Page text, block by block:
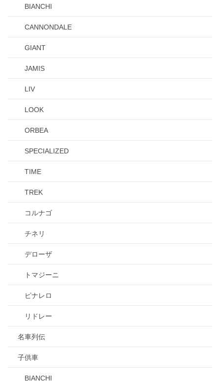
BIANCHI
CANNONDALE
GIANT
JAMIS
LIV
LOOK
ORBEA
SPECIALIZED
TIME
TREK
コルナゴ
チネリ
デローザ
トマジーニ
ピナレロ
リドレー
名車列伝
子供車
BIANCHI